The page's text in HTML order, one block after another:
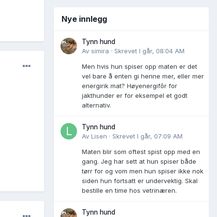
Nye innlegg
Tynn hund
Av simira · Skrevet I går, 08:04 AM
Men hvis hun spiser opp maten er det
vel bare å enten gi henne mer, eller mer
energirik mat? Høyenergifôr for
jakthunder er for eksempel et godt
alternativ.
Tynn hund
Av Lisen · Skrevet I går, 07:09 AM
Maten blir som oftest spist opp med en
gang. Jeg har sett at hun spiser både
tørr for og vom men hun spiser ikke nok
siden hun fortsatt er undervektig. Skal
bestille en time hos vetrinæren.
Tynn hund